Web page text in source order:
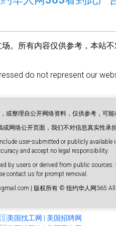
。所有内容仅供参考，本站
do not represent our
或整理自公开网络资料，仅供参考，可能
网络公开页面，我们不对信息真实性承
user-submitted or publicly available
and accept no legal responsibility.
by users or derived from public
contact us for prompt removal.
| 版权所有 © 纽约华人网365 All
国找工网 | 美国招聘网